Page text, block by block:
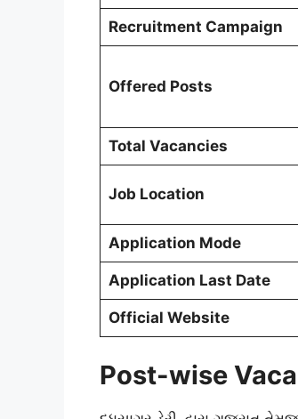
Recruitment Campaign
Offered Posts
Total Vacancies
Job Location
Application Mode
Application Last Date
Official Website
Post-wise